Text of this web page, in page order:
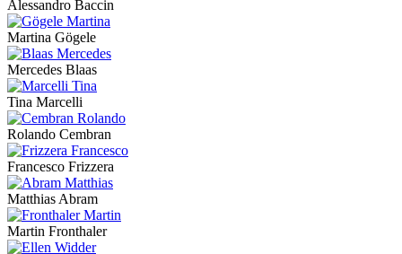
Alessandro Baccin
Martina Gögele
Mercedes Blaas
Tina Marcelli
Rolando Cembran
Francesco Frizzera
Matthias Abram
Martin Fronthaler